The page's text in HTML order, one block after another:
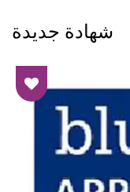
شهادة جديدة